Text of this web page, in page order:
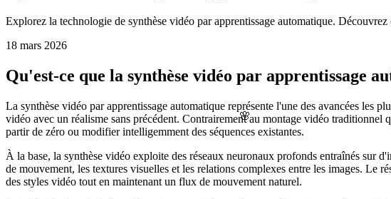
🌸
Explorez la technologie de synthèse vidéo par apprentissage automatique.
18 mars 2026
Qu'est-ce que la synthèse vidéo par apprentissage
La synthèse vidéo par apprentissage automatique représente l'une des avancées les
vidéo avec un réalisme sans précédent. Contrairement au montage vidéo
partir de zéro ou modifier intelligemment des séquences existantes.
À la base, la synthèse vidéo exploite des réseaux neuronaux profonds entraînés sur
de mouvement, les textures visuelles et les relations complexes entre les images. Le
des styles vidéo tout en maintenant un flux de mouvement naturel.